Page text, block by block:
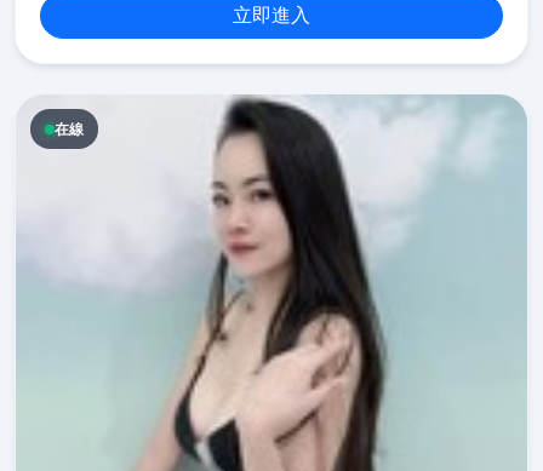
立即進入
在線